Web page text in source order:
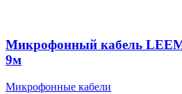
Микрофонный кабель
9м
Микрофонные кабели